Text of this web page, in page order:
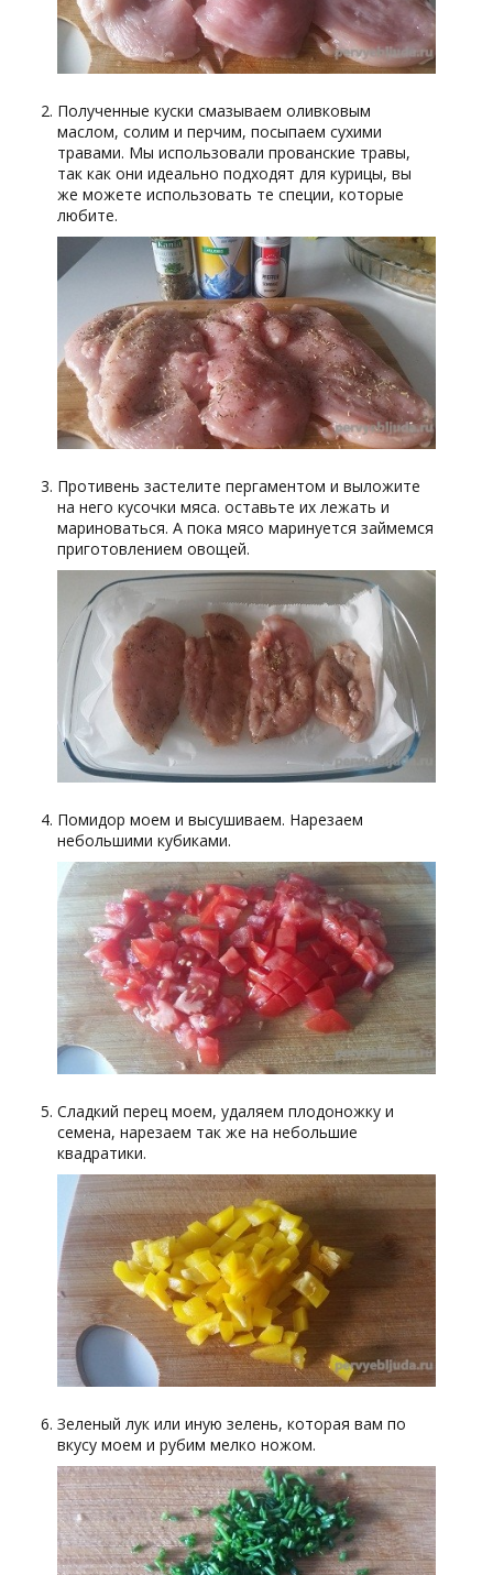
Полученные куски смазываем оливковым
маслом, солим и перчим, посыпаем сухими
травами. Мы использовали прованские травы,
так как они идеально подходят для курицы, вы
же можете использовать те специи, которые
любите.
Противень застелите пергаментом и выложите
на него кусочки мяса. оставьте их лежать и
мариноваться. А пока мясо маринуется займемся
приготовлением овощей.
Помидор моем и высушиваем. Нарезаем
небольшими кубиками.
Сладкий перец моем, удаляем плодоножку и
семена, нарезаем так же на небольшие
квадратики.
Зеленый лук или иную зелень, которая вам по
вкусу моем и рубим мелко ножом.